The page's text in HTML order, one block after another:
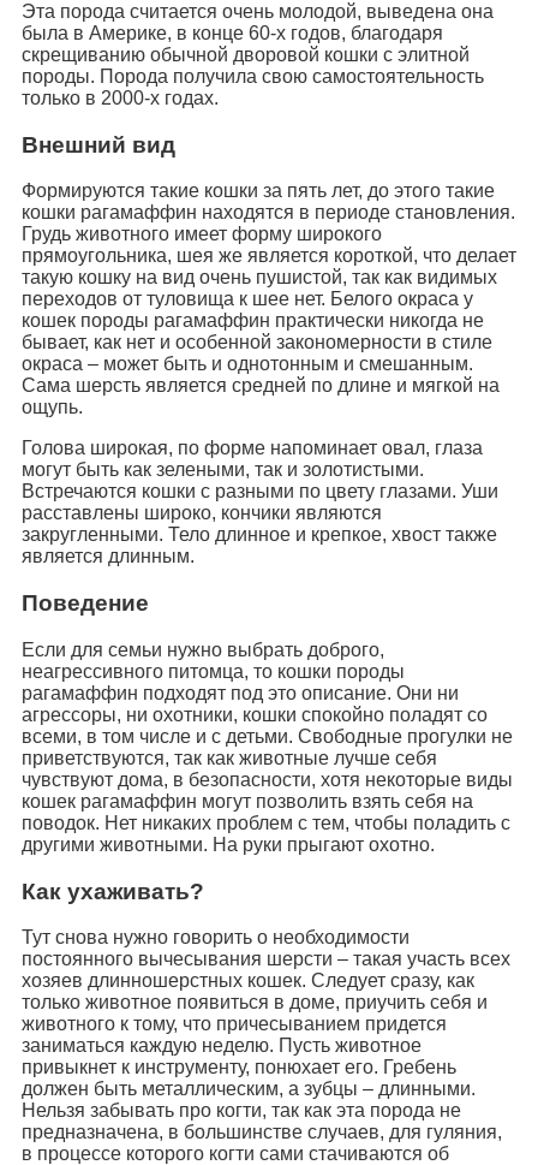
Эта порода считается очень молодой, выведена она
была в Америке, в конце 60-х годов, благодаря
скрещиванию обычной дворовой кошки с элитной
породы. Порода получила свою самостоятельность
только в 2000-х годах.
Внешний вид
Формируются такие кошки за пять лет, до этого такие
кошки рагамаффин находятся в периоде становления.
Грудь животного имеет форму широкого
прямоугольника, шея же является короткой, что делает
такую кошку на вид очень пушистой, так как видимых
переходов от туловища к шее нет. Белого окраса у
кошек породы рагамаффин практически никогда не
бывает, как нет и особенной закономерности в стиле
окраса – может быть и однотонным и смешанным.
Сама шерсть является средней по длине и мягкой на
ощупь.
Голова широкая, по форме напоминает овал, глаза
могут быть как зелеными, так и золотистыми.
Встречаются кошки с разными по цвету глазами. Уши
расставлены широко, кончики являются
закругленными. Тело длинное и крепкое, хвост также
является длинным.
Поведение
Если для семьи нужно выбрать доброго,
неагрессивного питомца, то кошки породы
рагамаффин подходят под это описание. Они ни
агрессоры, ни охотники, кошки спокойно поладят со
всеми, в том числе и с детьми. Свободные прогулки не
приветствуются, так как животные лучше себя
чувствуют дома, в безопасности, хотя некоторые виды
кошек рагамаффин могут позволить взять себя на
поводок. Нет никаких проблем с тем, чтобы поладить с
другими животными. На руки прыгают охотно.
Как ухаживать?
Тут снова нужно говорить о необходимости
постоянного вычесывания шерсти – такая участь всех
хозяев длинношерстных кошек. Следует сразу, как
только животное появиться в доме, приучить себя и
животного к тому, что причесыванием придется
заниматься каждую неделю. Пусть животное
привыкнет к инструменту, понюхает его. Гребень
должен быть металлическим, а зубцы – длинными.
Нельзя забывать про когти, так как эта порода не
предназначена, в большинстве случаев, для гуляния,
в процессе которого когти сами стачиваются об